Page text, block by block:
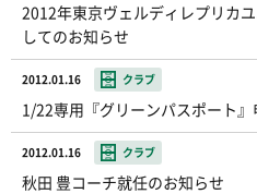
2012年東京ヴェルディレプリカ
してのお知らせ
2012.01.16 クラブ
1/22専用『グリーンパスポート
2012.01.16 クラブ
秋田 豊コーチ就任のお知らせ